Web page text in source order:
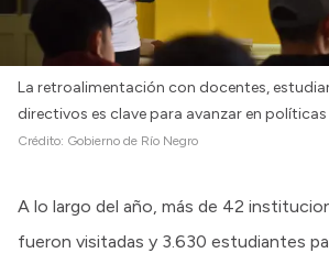
La retroalimentación con docentes,
directivos es clave para avanzar en
Crédito: Gobierno de Río Negro
A lo largo del año, más de 42
fueron visitadas y 3.630 estudiantes